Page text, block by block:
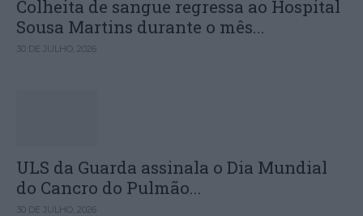
Colheita de sangue regressa ao Hospital
Sousa Martins durante o mês...
30 DE JULHO, 2026
ULS da Guarda assinala o Dia Mundial
do Cancro do Pulmão...
30 DE JULHO, 2026